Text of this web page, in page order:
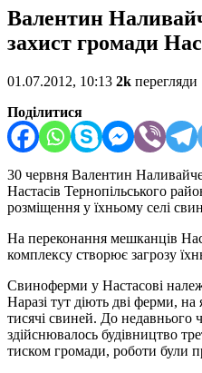
Валентин
захист громади
01.07.2012, 10:13 2k перегляди
Поділитися
30 червня Валентин
Настасів Тернопільського
розміщення у їхньому селі
На переконання мешканців
комплексу створює загрозу
Свиноферми у Настасові
Наразі тут діють дві ферми,
тисячі свиней. До недавнього
здійснювалось будівництво
тиском громади, роботи були